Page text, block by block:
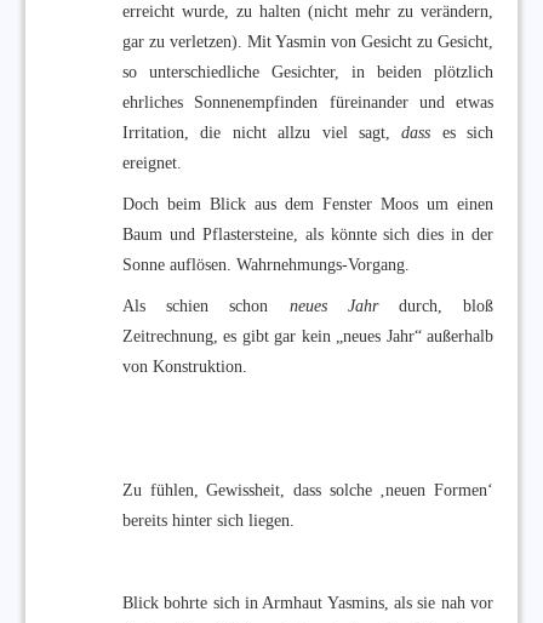
erreicht wurde, zu halten (nicht mehr zu verändern,
gar zu verletzen). Mit Yasmin von Gesicht zu Gesicht,
so unterschiedliche Gesichter, in beiden plötzlich
ehrliches Sonnenempfinden füreinander und etwas
Irritation, die nicht allzu viel sagt,dass es sich
ereignet.
Doch beim Blick aus dem Fenster Moos um einen
Baum und Pflastersteine, als könnte sich dies in der
Sonne auflösen. Wahrnehmungs-Vorgang.
Als schien schon neues Jahrdurch, bloß
Zeitrechnung, es gibt gar kein „neues Jahr“ außerhalb
von Konstruktion.
Zu fühlen, Gewissheit, dass solche ‚neuen Formen‘
bereits hinter sich liegen.
Blick bohrte sich in Armhaut Yasmins, als sie nah vor